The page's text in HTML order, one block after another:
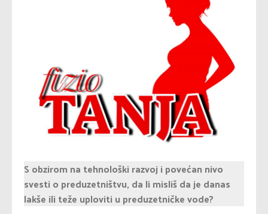
S obzirom na tehnološki razvoj i povećan nivo
svesti o preduzetništvu, da li misliš da je danas
lakše ili teže uploviti u preduzetničke vode?